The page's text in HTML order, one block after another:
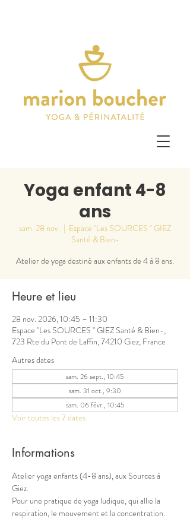
Yoga enfant 4-8
ans
sam. 28 nov.
  |
Espace "Les SOURCES " GIEZ
Santé & Bien-
Atelier de yoga destiné aux enfants de 4 à 8 ans.
Heure et lieu
28 nov. 2026, 10:45 – 11:30
Espace "Les SOURCES " GIEZ Santé & Bien-,
723 Rte du Pont de Laffin, 74210 Giez, France
Autres dates
sam. 26 sept., 10:45
sam. 31 oct., 9:30
sam. 06 févr., 10:45
Voir toutes les 7 dates
Informations
Atelier yoga enfants (4-8 ans), aux Sources à
Giez.
Pour une pratique de yoga ludique, qui allie la
respiration, le mouvement et la concentration.